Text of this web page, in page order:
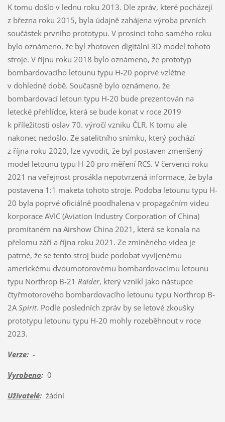
K tomu došlo v lednu roku 2013. Dle zpráv, které pocházejí
z března roku 2015, byla údajně zahájena výroba prvních
součástek prvního prototypu. V prosinci toho samého roku
bylo oznámeno, že byl zhotoven digitální 3D model tohoto
stroje. V říjnu roku 2018 bylo oznámeno, že prototyp
bombardovacího letounu typu H-20 poprvé vzlétne
v dohledné době. Současně bylo oznámeno, že
bombardovací letoun typu H-20 bude prezentován na
letecké přehlídce, která se bude konat v roce 2019
k příležitosti oslav 70. výročí vzniku ČLR. K tomu ale
nakonec nedošlo. Ze satelitního snímku, který pochází
z října roku 2020, lze vyvodit, že byl postaven zmenšený
model letounu typu H-20 pro měření RCS. V červenci roku
2021 na veřejnost prosákla nepotvrzená informace, že byla
postavena 1:1 maketa tohoto stroje. Podoba letounu typu H-
20 byla poprvé oficiálně poodhalena v propagačním videu
korporace AVIC (Aviation Industry Corporation of China)
promítaném na Airshow China 2021, která se konala na
přelomu září a října roku 2021. Ze zmíněného videa je
patrné, že se tento stroj bude podobat vyvíjenému
americkému dvoumotorovému bombardovacímu letounu
typu Northrop B-21 Raider, který vznikl jako nástupce
čtyřmotorového bombardovacího letounu typu Northrop B-
2ASpirit. Podle posledních zpráv by se letové zkoušky
prototypu letounu typu H-20 mohly rozeběhnout v roce
2023.
Verze:-
Vyrobeno:0
Uživatelé:žádní